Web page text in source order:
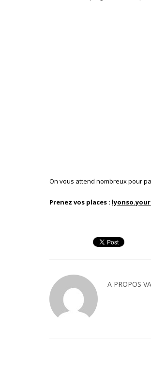
On vous attend nombreux pour
Prenez vos places :
A PROPOS